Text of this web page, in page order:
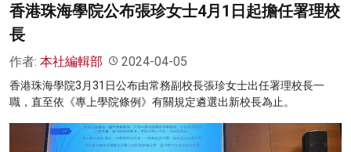
香港珠海學院公布張珍女士4月1日起擔任署理校
長
作者: 本社編輯部 2024-04-05
香港珠海學院3月31日公布由常務副校長張珍女士出任署理校長一
職，直至依《專上學院條例》有關規定遴選出新校長為止。